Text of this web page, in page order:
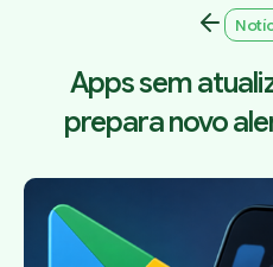
Apps sem
prepara novo